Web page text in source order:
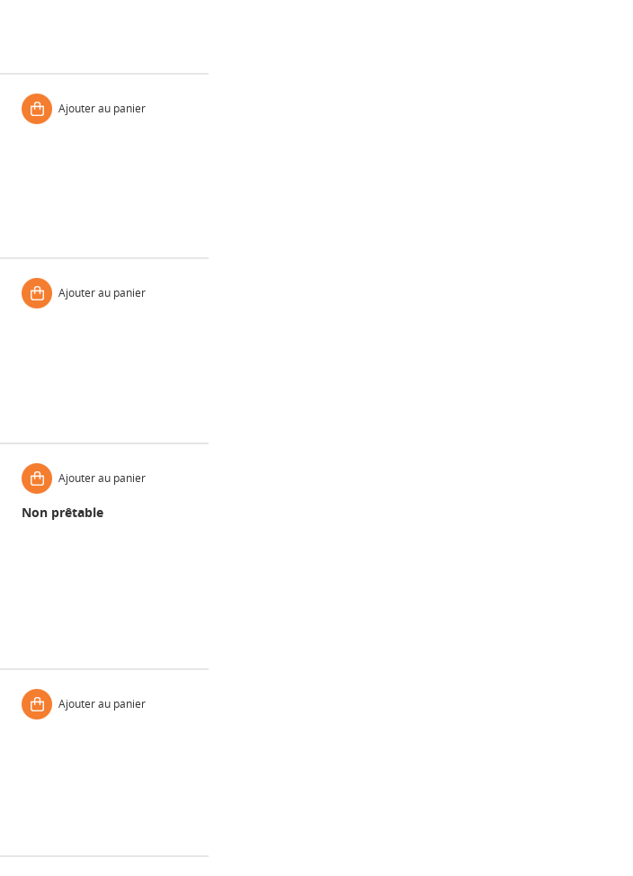
Ajouter au panier
Ajouter au panier
Ajouter au panier
Non prêtable
Ajouter au panier